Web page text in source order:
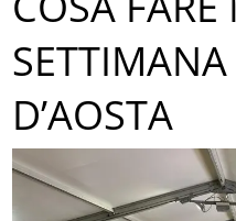
D’AOSTA